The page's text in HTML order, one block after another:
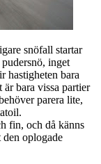
snöfall startar
inget
hastigheten bara
bara vissa partier
parera lite,
fin, och då känns
oplogade